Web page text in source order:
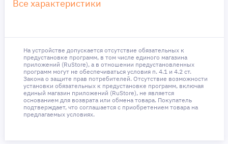
Все характеристики
На устройстве допускается отсутствие обязательных к
предустановке программ, в том числе единого магазина
приложений (RuStore), а в отношении предустановленных
программ могут не обеспечиваться условия п. 4.1 и 4.2 ст.
Закона о защите прав потребителей. Отсутствие возможности
установки обязательных к предустановке программ, включая
единый магазин приложений (RuStore), не является
основанием для возврата или обмена товара. Покупатель
подтверждает, что соглашается с приобретением товара на
предлагаемых условиях.